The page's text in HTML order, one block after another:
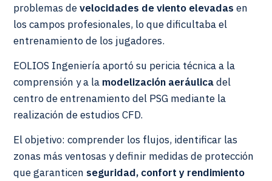
problemas develocidades de viento elevadas en
los campos profesionales, lo que dificultaba el
entrenamiento de los jugadores.
EOLIOS Ingeniería aportó su pericia técnica a la
comprensión y a la modelización aeráulicadel
centro de entrenamiento del PSG mediante la
realización de estudios CFD.
El objetivo: comprender los flujos, identificar las
zonas más ventosas y definir medidas de protección
que garanticen seguridad, confort y rendimiento